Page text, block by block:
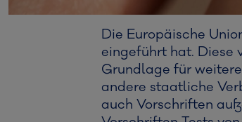
Die Europäische
eingeführt hat. Diese
Grundlage für
andere staatliche
auch Vorschriften